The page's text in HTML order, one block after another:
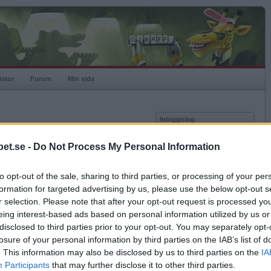
- Do Not Process My Personal Information
opt-out of the sale, sharing to third parties, or processing of your
for targeted advertising by us, please use the below opt-out
selection. Please note that after your opt-out request is processed
interest-based ads based on personal information utilized by us
to third parties prior to your opt-out. You may separately
of your personal information by third parties on the IAB’s list of
This information may also be disclosed by us to third parties on the
Participants that may further disclose it to other third parties.
Forum Min sida
Högsta rating2021-12-21
1000
Rankad
1773
Rullningar
0
Matcher
1
Vunna
0
Inloggning
Kom ihåg mig
Glömt ditt lösenord?
Få ny aktiveringslänk
Betapet är gratis!